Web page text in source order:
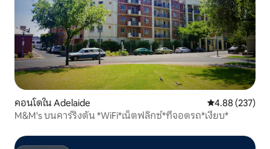
คอนโดใน Adelaide คะแนนเฉลี่ย
4.88 (237)
M&M's บนคาร์ริงตัน *WiFi*เน็ตฟลิกซ์*ที่จอดรถ*เงียบ*